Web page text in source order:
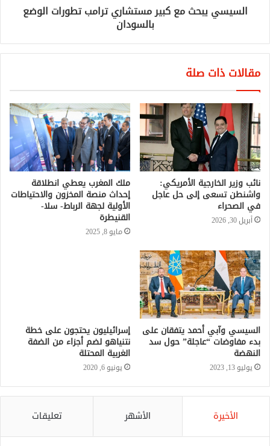
السيسي يبحث مع كبير مستشاري ترامب تطورات الوضع
بالسودان
مقالات ذات صلة
نائب وزير الخارجية الأمريكي:
واشنطن تسعى إلى حل عاجل
في الصحراء
أبريل 30, 2026
ملك المغرب يعطي انطلاقة
إحداث منصة المخزون والاحتياطات
الأولية لجهة الرباط- سلا-
القنيطرة
مايو 8, 2025
السيسي وآبي أحمد يتفقان على
بدء مفاوضات “عاجلة” حول سد
النهضة
يوليو 13, 2023
الأخيرة الأشهر تعليقات